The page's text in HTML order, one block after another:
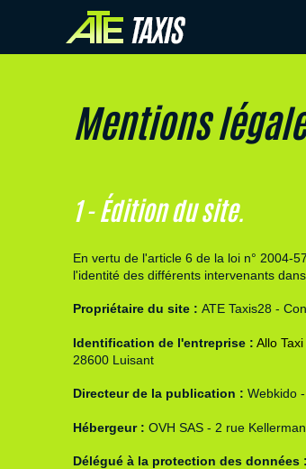
Mentions
1 - Édition du site.
En vertu de l'article 6 de la loi n° 2004-
l'identité des différents intervenants
Propriétaire du site : ATE Taxis28 -
Identification de l'entreprise : Allo
28600 Luisant
Directeur de la publication : Webkido-
Hébergeur : OVH SAS - 2 rue
Délégué à la protection des données :